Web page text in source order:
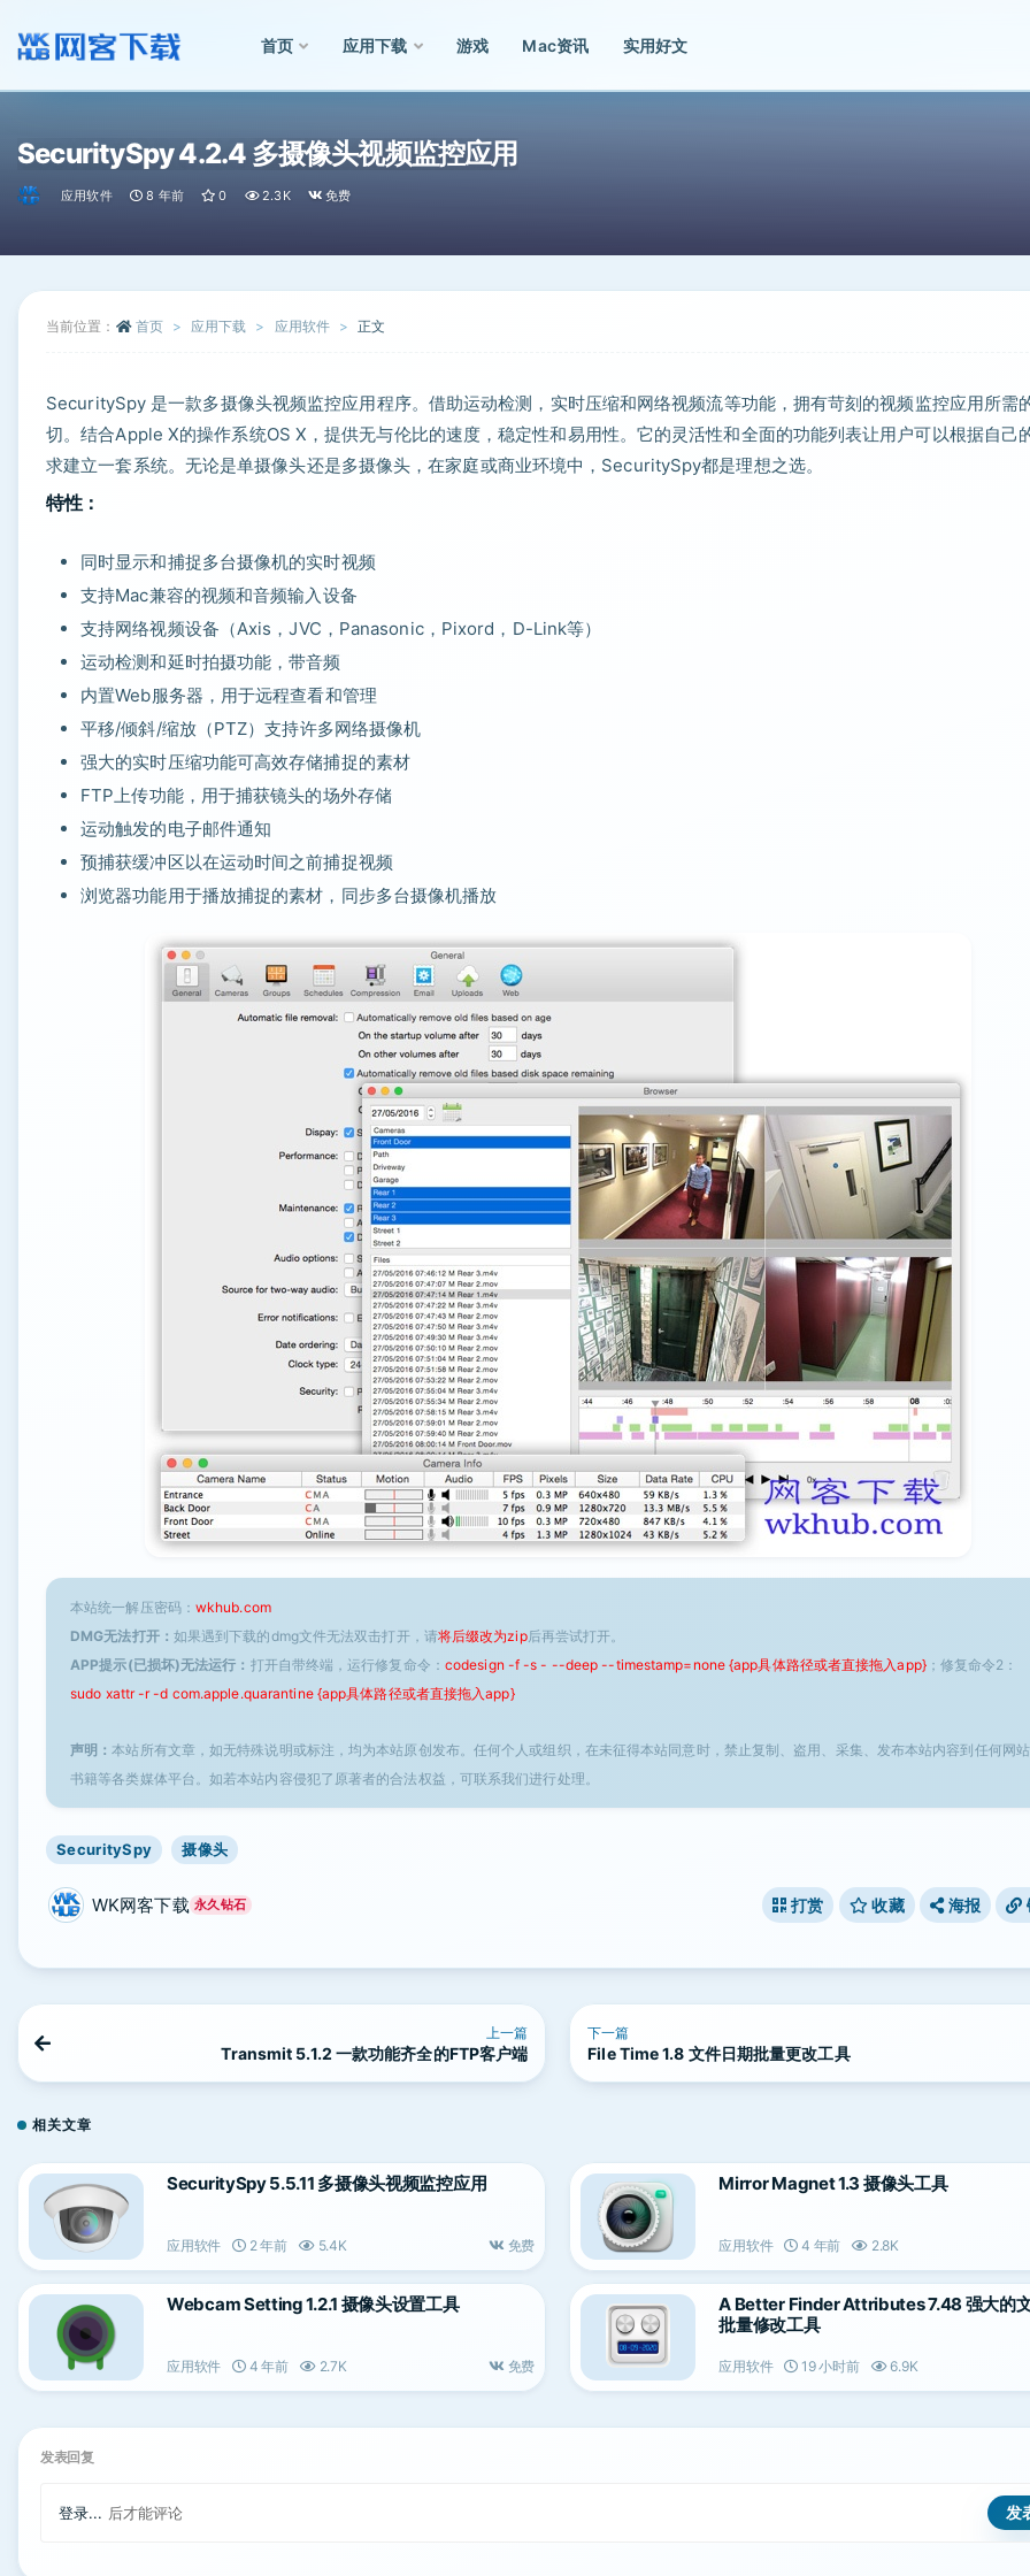
首页 应用下载 游戏 Mac资讯 实用好文
SecuritySpy 4.2.4 多摄像头视频监控应用
应用软件 8 年前 0 2.3K 免费
当前位置： 首页 应用下载 应用软件 正文
SecuritySpy 是一款多摄像头视频监控应用程序。借助运动检测，实时压缩和网络视频流等功能，拥有苛刻的视频监控应用所需
切。结合Apple X的操作系统OS X，提供无与伦比的速度，稳定性和易用性。它的灵活性和全面的功能列表让用户可以根据自己
求建立一套系统。无论是单摄像头还是多摄像头，在家庭或商业环境中，SecuritySpy都是理想之选。
特性：
同时显示和捕捉多台摄像机的实时视频
支持Mac兼容的视频和音频输入设备
支持网络视频设备（Axis，JVC，Panasonic，Pixord，D-Link等）
运动检测和延时拍摄功能，带音频
内置Web服务器，用于远程查看和管理
平移/倾斜/缩放（PTZ）支持许多网络摄像机
强大的实时压缩功能可高效存储捕捉的素材
FTP上传功能，用于捕获镜头的场外存储
运动触发的电子邮件通知
预捕获缓冲区以在运动时间之前捕捉视频
浏览器功能用于播放捕捉的素材，同步多台摄像机播放
本站统一解压密码： wkhub.com
DMG无法打开： 如果遇到下载的dmg文件无法双击打开，请将后缀改为zip后再尝试打开。
APP提示(已损坏)无法运行： 打开自带终端，运行修复命令： codesign -f -s - --deep --timestamp=none {app具体路径或者直接拖入app}；修复命令2：
sudo xattr -r -d com.apple.quarantine {app具体路径或者直接拖入app}
声明：本站所有文章，如无特殊说明或标注，均为本站原创发布。任何个人或组织，在未征得本站同意时，禁止复制、盗用、采集、发布本站内容到任何网
书籍等各类媒体平台。如若本站内容侵犯了原著者的合法权益，可联系我们进行处理。
SecuritySpy 摄像头
WK网客下载 永久钻石 打赏 收藏 海报
上一篇
Transmit 5.1.2 一款功能齐全的FTP客户端
下一篇
File Time 1.8 文件日期批量更改工具
相关文章
SecuritySpy 5.5.11 多摄像头视频监控应用
应用软件 2 年前 5.4K 免费
Mirror Magnet 1.3 摄像头工具
应用软件 4 年前 2.8K
Webcam Setting 1.2.1 摄像头设置工具
应用软件 4 年前 2.7K 免费
A Better Finder Attributes 7.48 强大的
批量修改工具
应用软件 19 小时前 6.9K
发表回复
登录... 后才能评论